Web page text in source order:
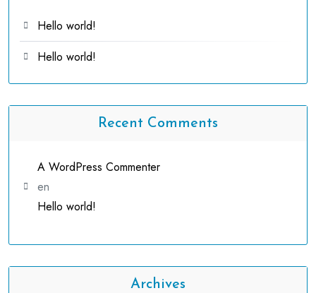
Hello world!
Hello world!
Recent Comments
A WordPress Commenter
en
Hello world!
Archives